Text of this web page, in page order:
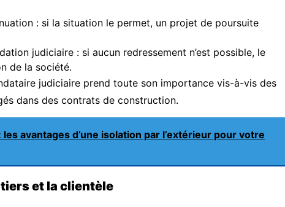
: si la situation le permet, un projet de poursuite
judiciaire : si aucun redressement n’est possible, le
de la société.
judiciaire prend toute son importance vis-à-vis des
dans des contrats de construction.
avantages d’une isolation par l’extérieur pour votre
et la clientèle